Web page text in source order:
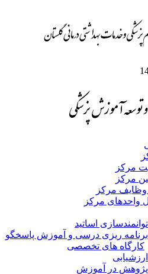
مرکز
مرکز
مرکز
واحدهای مرکز
اساتید
برنامه ریزی درسی و آموزش پاسخگو
کارگاه های تخصصی
پژوهش در آموزش